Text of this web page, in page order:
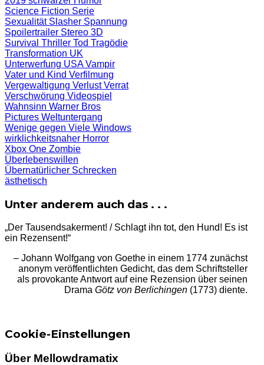
Science Fiction Serie
Sexualität Slasher Spannung
Spoilertrailer Stereo 3D
Survival Thriller Tod Tragödie
Transformation UK
Unterwerfung USAVampir
Vater und Kind Verfilmung
Vergewaltigung VerlustVerrat
Verschwörung Videospiel
Wahnsinn Warner Bros
Pictures Weltuntergang
Wenige gegen Viele Windows
wirklichkeitsnaher Horror
Xbox One Zombie
Überlebenswillen
Übernatürlicher Schrecken
ästhetisch
Unter anderem auch das . . .
„Der Tausendsakerment! / Schlagt ihn tot, den Hund! Es ist
ein Rezensent!“
– Johann Wolfgang von Goethe in einem 1774 zunächst
anonym veröffentlichten Gedicht, das dem Schriftsteller
als provokante Antwort auf eine Rezension über seinen
Drama Götz von Berlichingen (1773) diente.
Cookie-Einstellungen
Über Mellowdramatix